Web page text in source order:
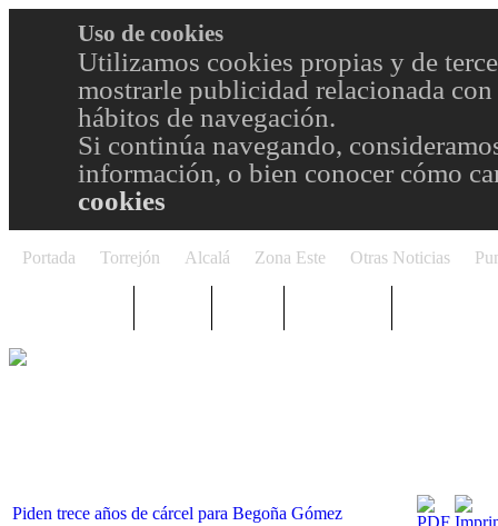
Uso de cookies
Utilizamos cookies propias y de
mostrarle publicidad relacionada
hábitos de navegación.
Si continúa navegando,
información, o bien conocer cómo
cookies
Portada Torrejón Alcalá Zona Este Otras Noticias
Piden trece años de cárcel para Begoña Gómez